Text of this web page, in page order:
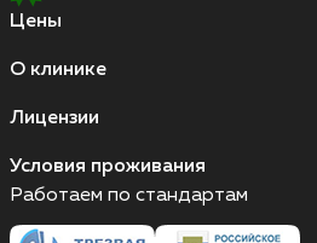
Цены
О клинике
Лицензии
Условия проживания
Работаем по стандартам